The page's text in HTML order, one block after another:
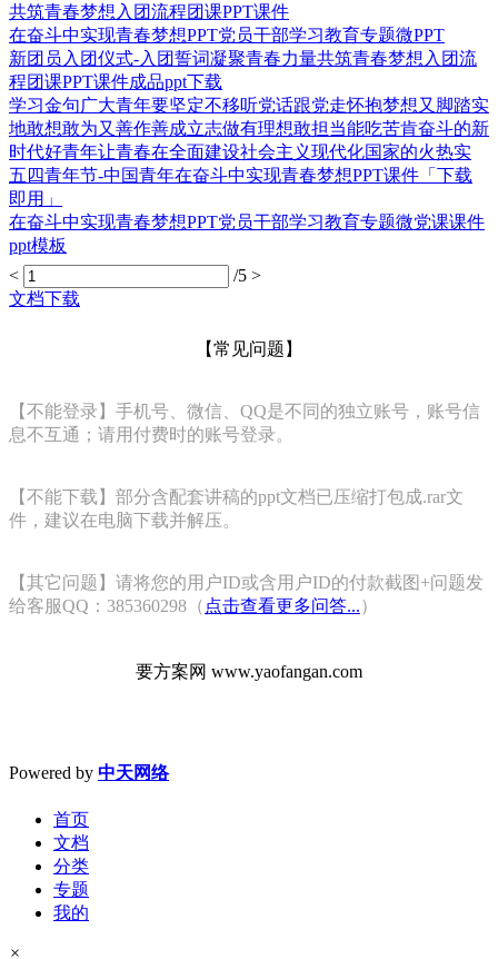
共筑青春梦想入团流程团课PPT课件
在奋斗中实现青春梦想PPT党员干部学习教育专题微PPT
新团员入团仪式-入团誓词凝聚青春力量共筑青春梦想入团流
程团课PPT课件成品ppt下载
学习金句广大青年要坚定不移听党话跟党走怀抱梦想又脚踏实
地敢想敢为又善作善成立志做有理想敢担当能吃苦肯奋斗的新
时代好青年让青春在全面建设社会主义现代化国家的火热实
五四青年节-中国青年在奋斗中实现青春梦想PPT课件「下载
即用」
在奋斗中实现青春梦想PPT党员干部学习教育专题微党课课件
ppt模板
<
/5 >
文档下载
【常见问题】
【不能登录】手机号、微信、QQ是不同的独立账号，账号信
息不互通；请用付费时的账号登录。
【不能下载】部分含配套讲稿的ppt文档已压缩打包成.rar文
件，建议在电脑下载并解压。
【其它问题】请将您的用户ID或含用户ID的付款截图+问题发
给客服QQ：385360298（ 点击查看更多问答...）
要方案网 www.yaofangan.com
Powered by 中天网络
首页
文档
分类
专题
我的
×